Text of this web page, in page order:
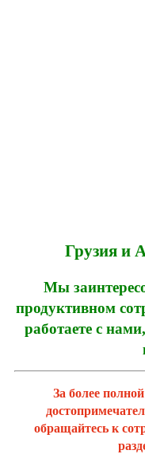
Грузия и
Мы
продуктивном
работаете с
За более
обращайтесь к